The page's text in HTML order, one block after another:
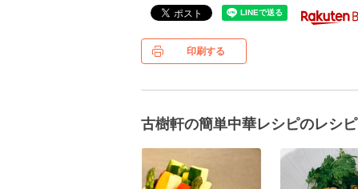
印刷する
古樹軒の簡単中華レシピのレシピ